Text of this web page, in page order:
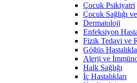
Çocuk Psikiyatri
Çocuk Sağlığı
Dermatoloji
Enfeksiyon
Fizik Tedavi ve
Göğüs
Alerji ve
Halk Sağlığı
İç Hastalıkları